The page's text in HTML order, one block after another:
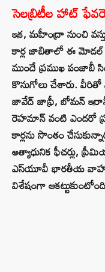
సెలబ్రిటీల హాట్
ఇక, మహీంద్రా నుంచి
కార్ల జాబితాలో ఈ మోడల్
ముందే ప్రముఖ పంజాబీ
కొనుగోలు చేశారు. వీరితో
జావేద్ జాఫ్రీ, బోమన్
రెహమాన్ వంటి ఎందరో
కార్లను సొంతం
అత్యాధునిక ఫీచర్లు,
ఎస్‌యూవీ భారతీయ
విశేషంగా